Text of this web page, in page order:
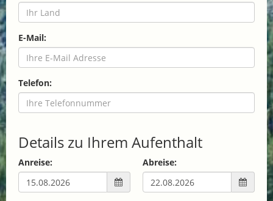
E-Mail:
Telefon:
Details zu Ihrem Aufenthalt
Anreise: Abreise: